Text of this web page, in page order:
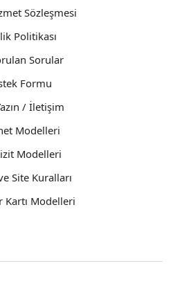
Sözleşmesi
Politikası
Sorular
Formu
/ İletişim
Modelleri
Modelleri
Site Kuralları
Kartı Modelleri